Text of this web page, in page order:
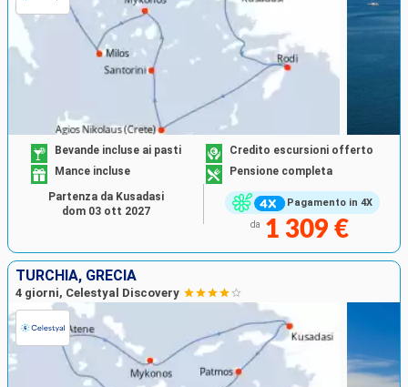
Pagamento in 4X
Bevande incluse ai pasti
Credito escursioni offerto
Mance incluse
Pensione completa
da 1 309 €
Partenza da Kusadasi
dom 03 ott 2027
TURCHIA, GRECIA
4 giorni, Celestyal Discovery